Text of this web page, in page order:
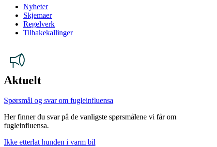
Nyheter
Skjemaer
Regelverk
Tilbakekallinger
Aktuelt
Spørsmål og svar om fugleinfluensa
Her finner du svar på de vanligste spørsmålene vi får om
fugleinfluensa.
Ikke etterlat hunden i varm bil